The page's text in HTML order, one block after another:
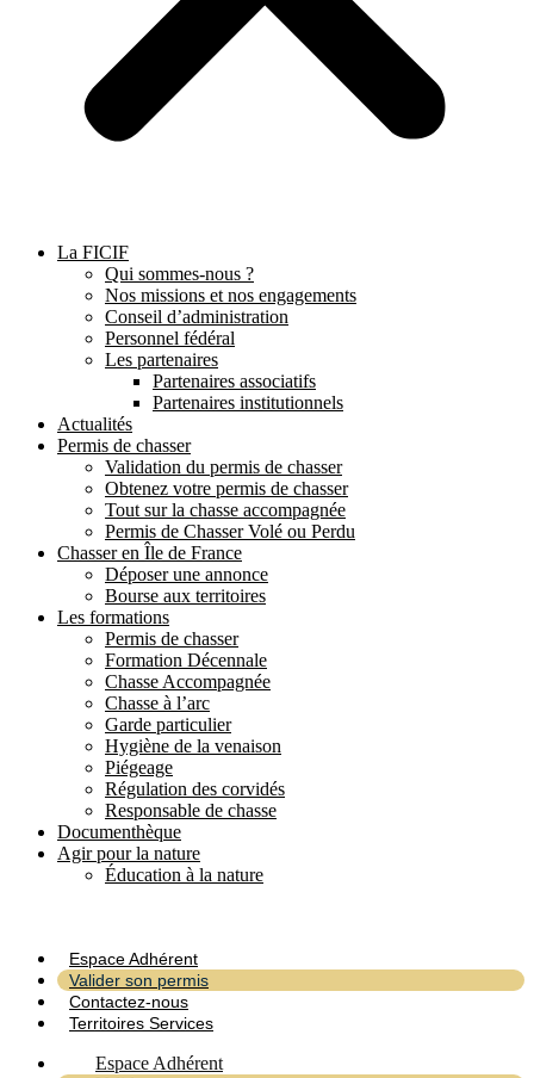
La FICIF
Qui sommes-nous ?
Nos missions et nos engagements
Conseil d’administration
Personnel fédéral
Les partenaires
Partenaires associatifs
Partenaires institutionnels
Actualités
Permis de chasser
Validation du permis de chasser
Obtenez votre permis de chasser
Tout sur la chasse accompagnée
Permis de Chasser Volé ou Perdu
Chasser en Île de France
Déposer une annonce
Bourse aux territoires
Les formations
Permis de chasser
Formation Décennale
Chasse Accompagnée
Chasse à l’arc
Garde particulier
Hygiène de la venaison
Piégeage
Régulation des corvidés
Responsable de chasse
Documenthèque
Agir pour la nature
Éducation à la nature
Espace Adhérent
Valider son permis
Contactez-nous
Territoires Services
Espace Adhérent